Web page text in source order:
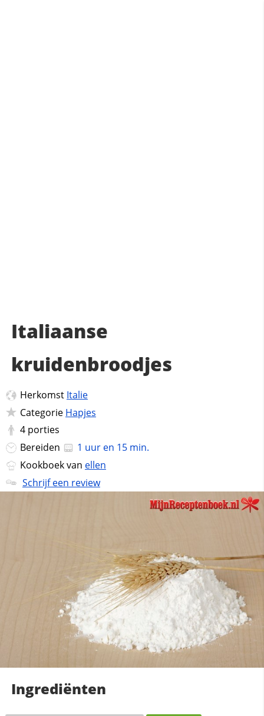
Italiaanse
kruidenbroodjes
Herkomst Italie
Categorie Hapjes
4 porties
Bereiden
1 uur en 15 min.
Kookboek van ellen
Schrijf een review
Ingrediënten